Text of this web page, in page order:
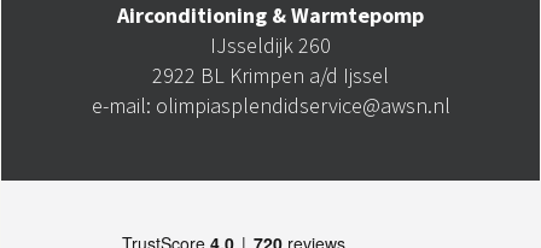
Airconditioning & Warmtepomp
IJsseldijk 260
2922 BL Krimpen a/d Ijssel
e-mail: olimpiasplendidservice@awsn.nl